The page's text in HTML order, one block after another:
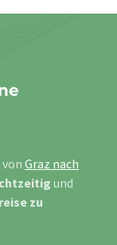
Graz nach
und
zu